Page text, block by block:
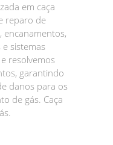
em caça
reparo de
encanamentos,
e sistemas
resolvemos
garantindo
danos para os
de gás. Caça